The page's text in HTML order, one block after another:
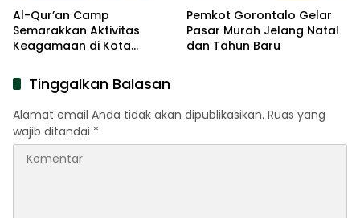
Al-Qur’an Camp
Semarakkan Aktivitas
Keagamaan di Kota
Pemkot Gorontalo Gelar
Pasar Murah Jelang Natal
dan Tahun Baru
Tinggalkan Balasan
Alamat email Anda tidak akan dipublikasikan. Ruas yang
wajib ditandai *